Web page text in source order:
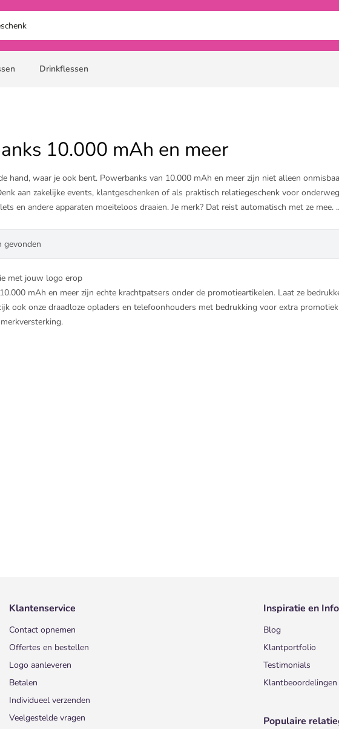
Drinkflessen
10.000 mAh en meer
hand, waar je ook bent. Powerbanks van 10.000 mAh en meer zijn niet alleen
aan zakelijke events, klantgeschenken of als praktisch relatiegeschenk voor
en andere apparaten moeiteloos draaien. Je merk? Dat reist automatisch met ze mee.
je fluitend perfect bedrukte powerbanks van 10.000 mAh of meer. Wij hebben
Xtorm, Fresh 'n Rebel en Belkin. En denk ook aan powerbanks van duurzame
gevonden
met jouw logo erop
mAh en meer zijn echte krachtpatsers onder de promotieartikelen. Laat ze
ook onze draadloze opladers en telefoonhouders met bedrukking voor extra
Klantenservice
Contact opnemen
Offertes en bestellen
Logo aanleveren
Betalen
Individueel verzenden
Veelgestelde vragen
Inspiratie en
Blog
Klantportfolio
Testimonials
Klantbeoordelingen
Populaire